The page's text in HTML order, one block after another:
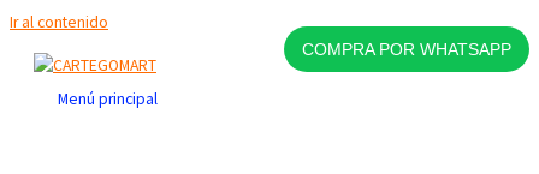
COMPRA POR WHATSAPP
Ir al contenido
Menú principal